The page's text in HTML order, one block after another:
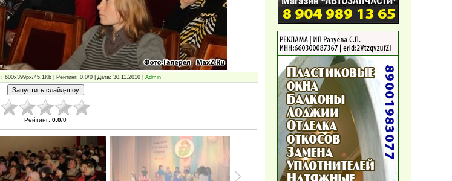
600x399px/45.1Kb | Рейтинг: 0.0/0 | Дата: 30.11.2010 | Admin
Рейтинг: 0.0/0